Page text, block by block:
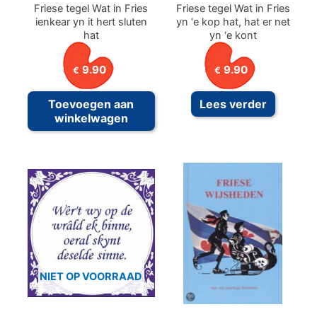
Friese tegel Wat in Fries
ienkear yn it hert sluten
hat
€ 9.90
Toevoegen aan
winkelwagen
Friese tegel Wat in Fries
yn ‘e kop hat, hat er net
yn ‘e kont
€ 9.90
Lees verder
NIET OP VOORRAAD